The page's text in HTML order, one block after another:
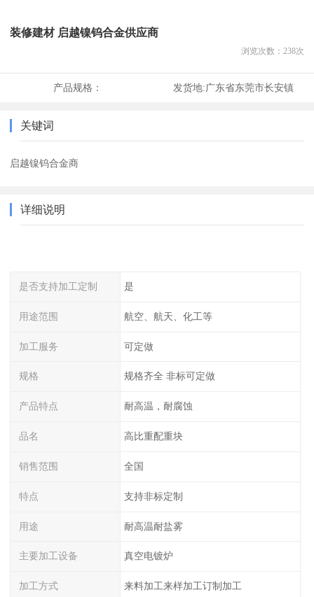
装修建材 启越镍钨合金供应商
浏览次数： 238次
产品规格： 发货地:广东省东莞市长安镇
关键词
启越镍钨合金商
详细说明
是否支持加工定制 是
用途范围 航空、航天、化工等
加工服务 可定做
规格 规格齐全 非标可定做
产品特点 耐高温，耐腐蚀
品名 高比重配重块
销售范围 全国
特点 支持非标定制
用途 耐高温耐盐雾
主要加工设备 真空电镀炉
加工方式 来料加工来样加工订制加工